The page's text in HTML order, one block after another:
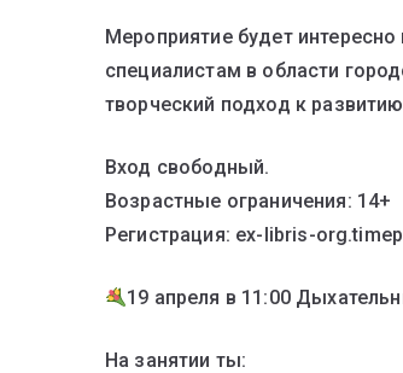
Мероприятие будет
специалистам в области
творческий подход к
Вход свободный.
Возрастные ограничения: 14+
Регистрация: ex-libris-
19 апреля в 11:00
На занятии ты: